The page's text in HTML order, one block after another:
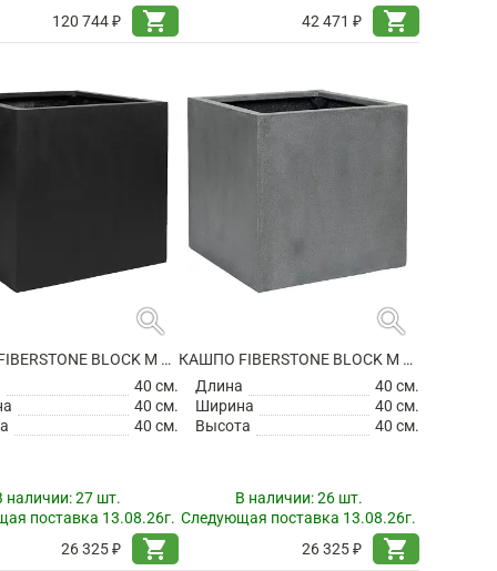
120 744 ₽
shopping_cart
42 471 ₽
shopping_cart
search
КАШПО FIBERSTONE BLOCK M BLACK
40 см.
40 см.
40 см.
наличии:27 шт.
поставка 13.08.26г.
26 325 ₽
shopping_cart
search
КАШПО FIBERSTONE BLOCK M GREY
Длина
40 см.
Ширина
40 см.
Высота
40 см.
В наличии:26 шт.
Следующая поставка 13.08.26г.
26 325 ₽
shopping_cart